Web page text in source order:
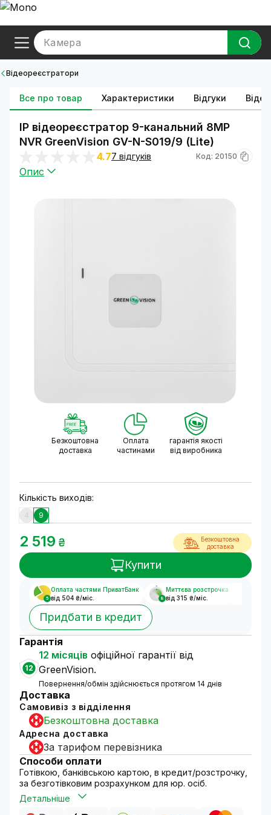
Камера
Відеореєстратори
Все про товар Характеристики Відгуки Відео
IP відеореєстратор 9-канальний 8MP
NVR GreenVision GV-N-S019/9 (Lite)
4.77 відгуків Код: 20150
Опис
Безкоштовна
доставка
Оплата
частинами
гарантія якості
від виробника
Кількість виходів:
4 9
2 519 ₴
Безкоштовна
доставка
Купити
5
Оплата частями ПриватБанк
від 504 ₴/міс.
8
Миттєва розстрочка
від 315 ₴/міс.
Придбати в кредит
Гарантія
12
12 місяців офіційної гарантії від
GreenVision.
Повернення/обмін здійснюється протягом 14 днів
Доставка
Самовивіз з відділення
Безкоштовна доставка
Адресна доставка
За тарифом перевізника
Способи оплати
Готівкою, банківською картою, в кредит/розстрочку,
за безготівковим розрахунком для юр. осіб.
Детальніше